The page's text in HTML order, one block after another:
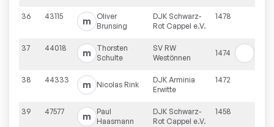
36 43115 m
Oliver
Brunsing
DJK Schwarz-
Rot Cappel e.V.
1478
37 44018 m
Thorsten
Schulte
SV RW
Westönnen
1474
38 44333 m Nicolas Rink
DJK Arminia
Erwitte
1472
39 47577 m
Paul
Haasmann
DJK Schwarz-
Rot Cappel e.V.
1458